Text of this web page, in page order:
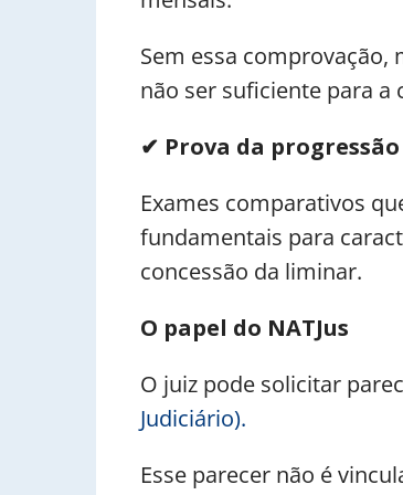
Sem essa
não ser suficiente para a
✔ Prova da
Exames comparativos
fundamentais para
concessão da liminar.
O papel do NATJus
O juiz pode solicitar
Judiciário).
Esse parecer não é